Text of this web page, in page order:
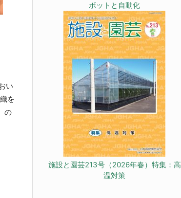
い
を
の
ボットと自動化
施設と園芸213号（2026年春）特集：高
温対策